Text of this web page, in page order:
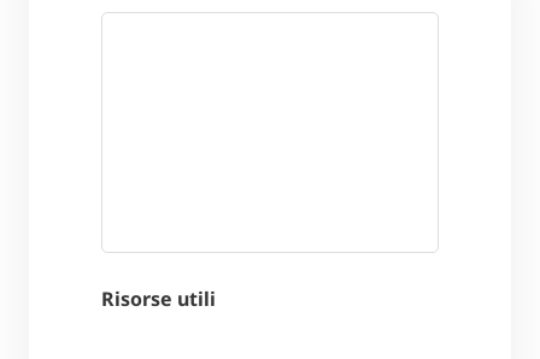
Risorse utili